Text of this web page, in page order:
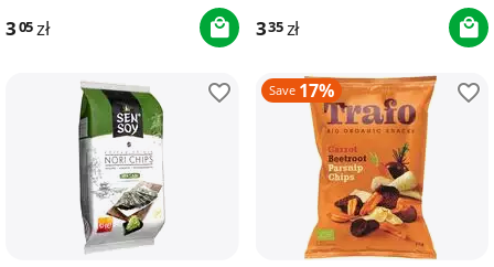
305zł 335zł
Save 17%